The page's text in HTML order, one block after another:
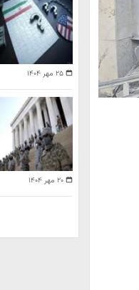
۲۵ مهر ۱۴۰۴
۲۰ مهر ۱۴۰۴